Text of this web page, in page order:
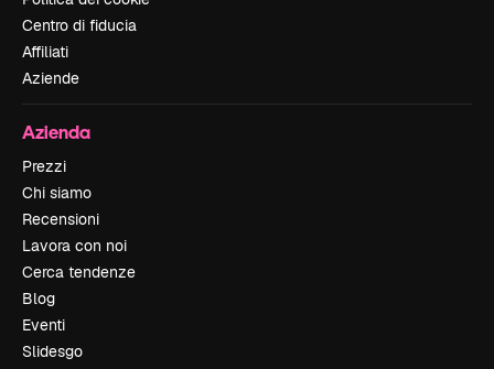
Centro di fiducia
Affiliati
Aziende
Azienda
Prezzi
Chi siamo
Recensioni
Lavora con noi
Cerca tendenze
Blog
Eventi
Slidesgo